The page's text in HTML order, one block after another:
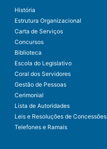
História
Estrutura Organizacional
Carta de Serviços
Concursos
Biblioteca
Escola do Legislativo
Coral dos Servidores
Gestão de Pessoas
Cerimonial
Lista de Autoridades
Leis e Resoluções de Concessões
Telefones e Ramais